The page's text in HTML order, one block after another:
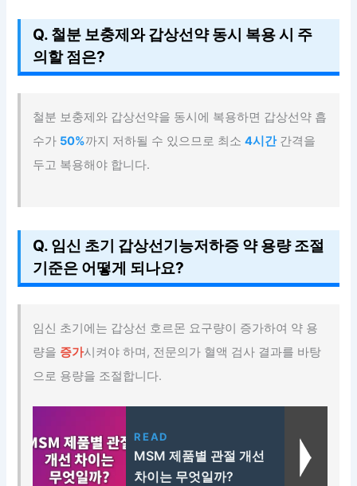
Q. 철분 보충제와 갑상선약 동시 복용 시 주
의할 점은?
철분 보충제와 갑상선약을 동시에 복용하면 갑상선약 흡
수가 50%까지 저하될 수 있으므로 최소4시간간격을
두고 복용해야 합니다.
Q. 임신 초기 갑상선기능저하증 약 용량 조절
기준은 어떻게 되나요?
임신 초기에는 갑상선 호르몬 요구량이 증가하여 약 용
량을 증가시켜야 하며, 전문의가 혈액 검사 결과를 바탕
으로 용량을 조절합니다.
READ
MSM 제품별 관절 개선
차이는 무엇일까?